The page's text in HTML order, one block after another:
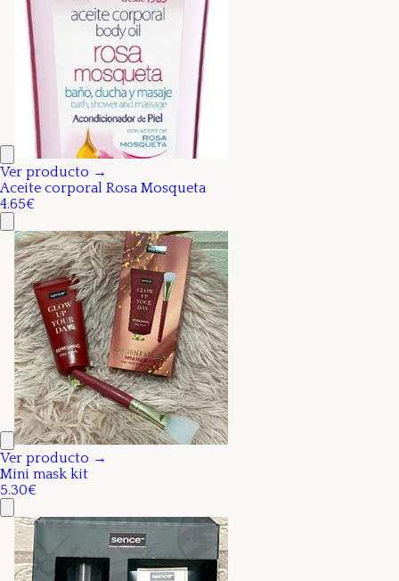
Ver producto →
Aceite corporal Rosa Mosqueta
4.65€
Ver producto →
Mini mask kit
5.30€